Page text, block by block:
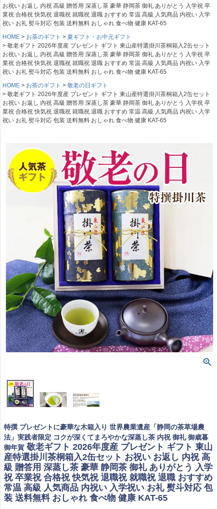
お祝い お返し 内祝 高級 贈答用 深蒸し茶 豪華 静岡茶 御礼 ありがとう 入学祝 卒
業祝 合格祝 快気祝 退職祝 就職祝 退職 おすすめ 常温 高級 人気商品 内祝い 入学
祝い お礼 熨斗対応 包装 送料無料 おしゃれ 食べ物 健康 KAT-65
HOME
お茶のギフト
夏ギフト・お中元ギフト
敬老ギフト 2026年度産 プレゼント ギフト 東山産特選掛川茶桐箱入2缶セット
お祝い お返し 内祝 高級 贈答用 深蒸し茶 豪華 静岡茶 御礼 ありがとう 入学祝 卒
業祝 合格祝 快気祝 退職祝 就職祝 退職 おすすめ 常温 高級 人気商品 内祝い 入学
祝い お礼 熨斗対応 包装 送料無料 おしゃれ 食べ物 健康 KAT-65
HOME
お茶のギフト
敬老の日ギフト
敬老ギフト 2026年度産 プレゼント ギフト 東山産特選掛川茶桐箱入2缶セット
お祝い お返し 内祝 高級 贈答用 深蒸し茶 豪華 静岡茶 御礼 ありがとう 入学祝 卒
業祝 合格祝 快気祝 退職祝 就職祝 退職 おすすめ 常温 高級 人気商品 内祝い 入学
祝い お礼 熨斗対応 包装 送料無料 おしゃれ 食べ物 健康 KAT-65
特撰 プレゼントに豪華な木箱入り 世界農業遺産「静岡の茶草場農
法」実践者限定 コクが深くてまろやかな深蒸し茶 内祝 御礼 御歳暮
御年賀 敬老ギフト 2026年度産 プレゼント ギフト 東山
産特選掛川茶桐箱入2缶セット お祝い お返し 内祝 高
級 贈答用 深蒸し茶 豪華 静岡茶 御礼 ありがとう 入学
祝 卒業祝 合格祝 快気祝 退職祝 就職祝 退職 おすすめ
常温 高級 人気商品 内祝い 入学祝い お礼 熨斗対応 包
装 送料無料 おしゃれ 食べ物 健康 KAT-65